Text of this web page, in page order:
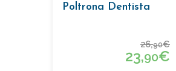
Poltrona Dentista
26,90€
23,90€